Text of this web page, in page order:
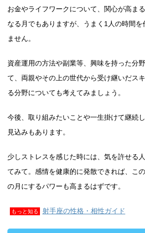
お金やライフワークについて、関心が高ま
なる月でもありますが、うまく1人の時間を
ません。
資産運用の方法や副業等、興味を持った分
て、両親やその上の世代から受け継いだス
る分野についても考えてみましょう。
今後、取り組みたいことや一生掛けて継続
見込みもあります。
少しストレスを感じた時には、気を許せる
てみて。感情を健康的に発散できれば、こ
の月にするパワーも高まるはずです。
もっと知る 射手座の性格・相性ガイド